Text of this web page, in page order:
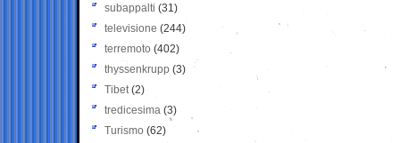
subappalti (31)
televisione(244)
terremoto (402)
thyssenkrupp (3)
Tibet(2)
tredicesima (3)
Turismo (62)